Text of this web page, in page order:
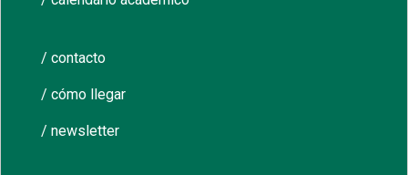
/ contacto
/ cómo llegar
/ newsletter